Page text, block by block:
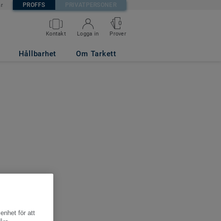
PROFFS PRIVATPERSONER
Kontakt Logga in
0
Prover
Hållbarhet Om Tarkett
för att